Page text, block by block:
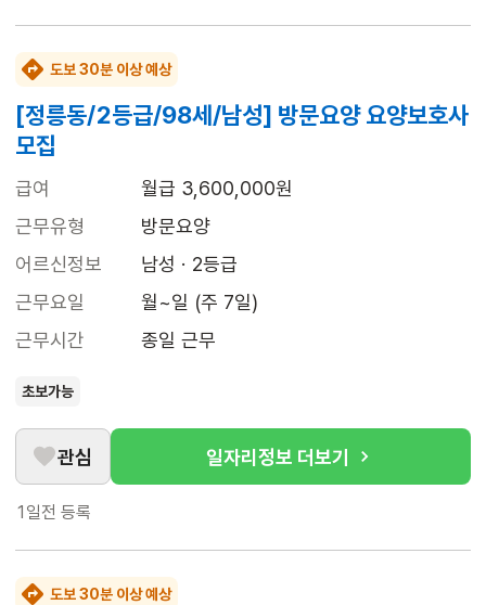
도보 30분 이상 예상
[정릉동/2등급/98세/남성] 방문요양 요양보호사
모집
급여
월급 3,600,000원
근무유형
방문요양
어르신정보
남성 · 2등급
근무요일
월~일 (주 7일)
근무시간
종일 근무
초보가능
관심 일자리정보 더보기
1일전 등록
도보 30분 이상 예상